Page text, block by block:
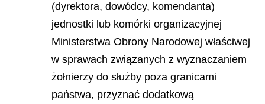
(dyrektora, dowódcy, komendanta)
jednostki lub komórki organizacyjnej
Ministerstwa Obrony Narodowej właściwej
w sprawach związanych z wyznaczaniem
żołnierzy do służby poza granicami
państwa, przyznać dodatkową